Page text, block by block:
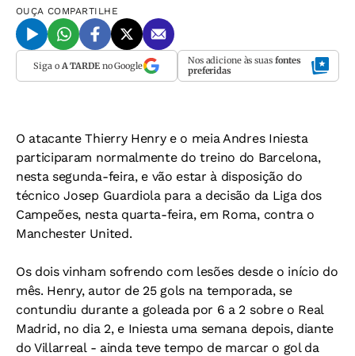
OUÇA COMPARTILHE
Siga o A TARDEno Google Nos adicione às suas fontes
preferidas
O atacante Thierry Henry e o meia Andres Iniesta
participaram normalmente do treino do Barcelona,
nesta segunda-feira, e vão estar à disposição do
técnico Josep Guardiola para a decisão da Liga dos
Campeões, nesta quarta-feira, em Roma, contra o
Manchester United.
Os dois vinham sofrendo com lesões desde o início do
mês. Henry, autor de 25 gols na temporada, se
contundiu durante a goleada por 6 a 2 sobre o Real
Madrid, no dia 2, e Iniesta uma semana depois, diante
do Villarreal - ainda teve tempo de marcar o gol da